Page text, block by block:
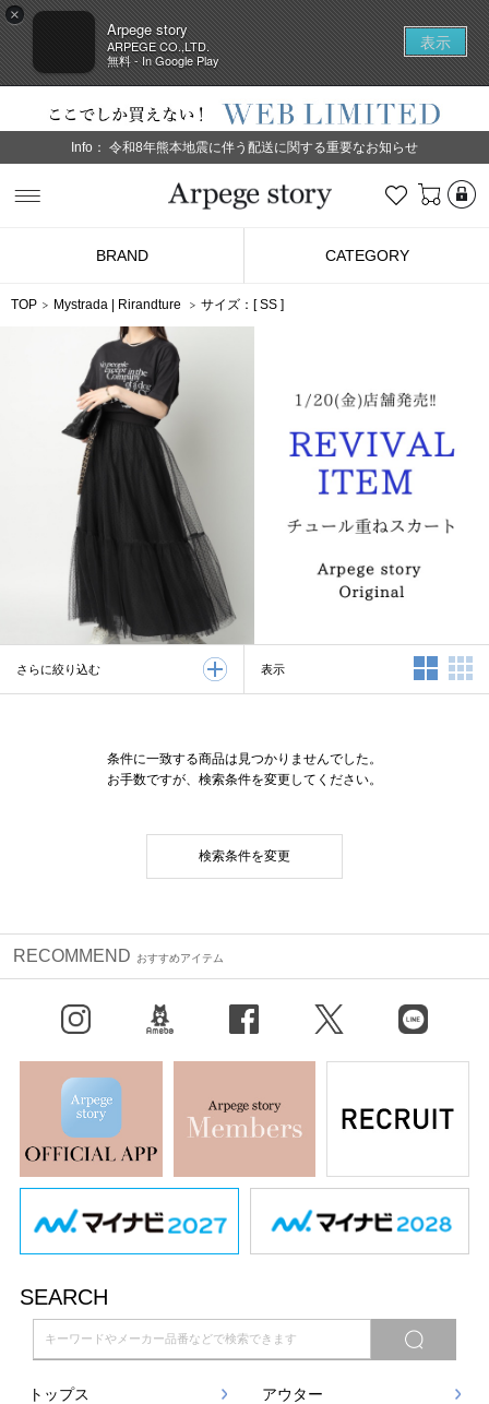
×
Arpege story
ARPEGE CO.,LTD.
無料 - In Google Play
表示
Info： 令和8年熊本地震に伴う配送に関する重要なお知らせ
お気に入り
BRAND CATEGORY
TOP Mystrada Rirandture サイズ：[SS ]
さらに絞り込む 表示 2列表示
条件に一致する商品は見つかりませんでした。
お手数ですが、検索条件を変更してください。
検索条件を変更
RECOMMEND おすすめアイテム
X（旧Twitter） LINE
SEARCH
トップス アウター